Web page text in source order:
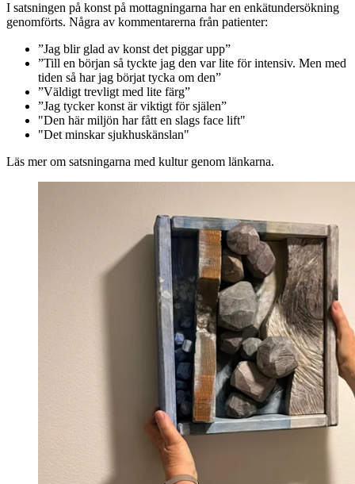
I satsningen på konst på mottagningarna har en enkätundersökning
genomförts. Några av kommentarerna från patienter:
”Jag blir glad av konst det piggar upp”
”Till en början så tyckte jag den var lite för intensiv. Men med
tiden så har jag börjat tycka om den”
”Väldigt trevligt med lite färg”
”Jag tycker konst är viktigt för själen”
"Den här miljön har fått en slags face lift"
"Det minskar sjukhuskänslan"
Läs mer om satsningarna med kultur genom länkarna.